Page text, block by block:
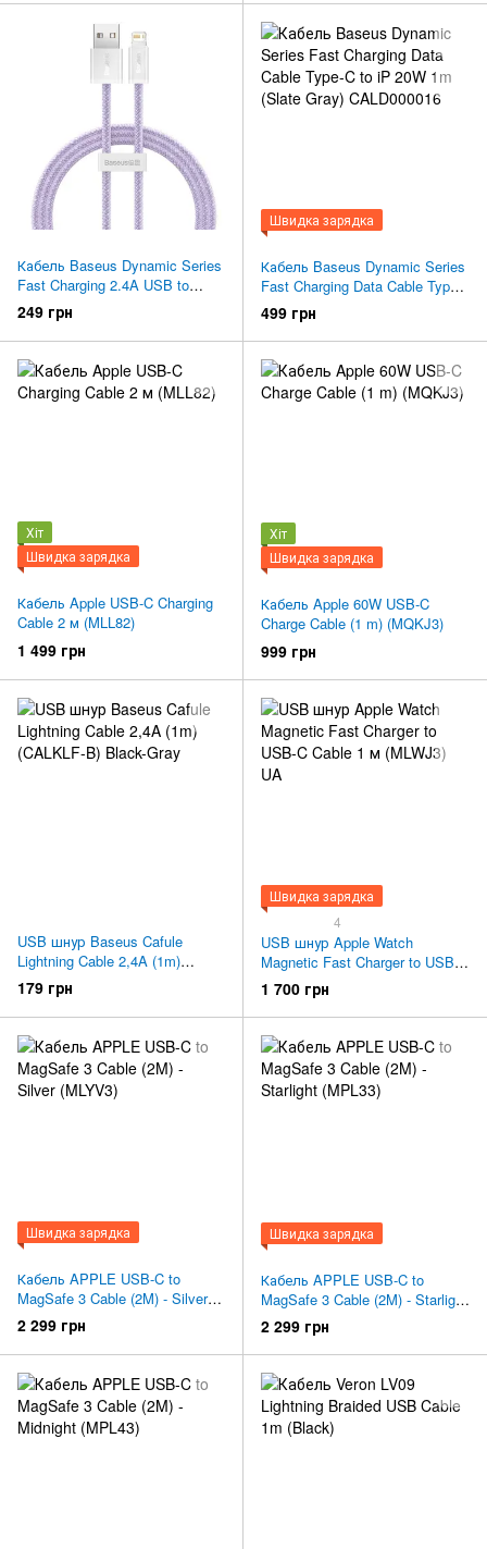
Кабель Baseus Dynamic Series
Fast Charging 2.4A USB to
Lightning 1m (Purple)
CALD000405
249 грн
Швидка зарядка
Кабель Baseus Dynamic Series
Fast Charging Data Cable Type-
C to iP 20W 1m (Slate Gray)
CALD000016
499 грн
Хіт
Швидка зарядка
Кабель Apple USB-C Charging
Cable 2 м (MLL82)
1 499 грн
Хіт
Швидка зарядка
Кабель Apple 60W USB-C
Charge Cable (1 m) (MQKJ3)
999 грн
USB шнур Baseus Cafule
Lightning Cable 2,4A (1m)
(CALKLF-B) Black-Gray
179 грн
Швидка зарядка
4
USB шнур Apple Watch
Magnetic Fast Charger to USB-C
Cable 1 м (MLWJ3) UA
1 700 грн
Швидка зарядка
Кабель APPLE USB-C to
MagSafe 3 Cable (2M) - Silver
(MLYV3)
2 299 грн
Швидка зарядка
Кабель APPLE USB-C to
MagSafe 3 Cable (2M) - Starlight
(MPL33)
2 299 грн